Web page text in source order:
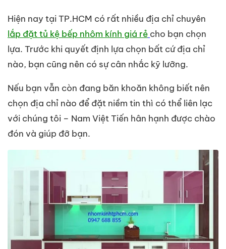
Hiện nay tại TP.HCM có rất nhiều địa chỉ chuyên
lắp đặt tủ kệ bếp nhôm kính giá rẻ cho bạn chọn
lựa. Trước khi quyết định lựa chọn bất cứ địa chỉ
nào, bạn cũng nên có sự cân nhắc kỹ lưỡng.
Nếu bạn vẫn còn đang băn khoăn không biết nên
chọn địa chỉ nào để đặt niềm tin thì có thể liên lạc
với chúng tôi – Nam Việt Tiến hân hạnh được chào
đón và giúp đỡ bạn.